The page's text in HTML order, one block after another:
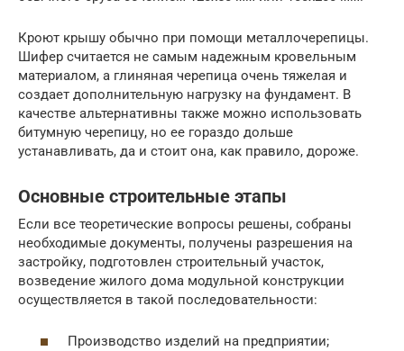
Кроют крышу обычно при помощи металлочерепицы.
Шифер считается не самым надежным кровельным
материалом, а глиняная черепица очень тяжелая и
создает дополнительную нагрузку на фундамент. В
качестве альтернативны также можно использовать
битумную черепицу, но ее гораздо дольше
устанавливать, да и стоит она, как правило, дороже.
Основные строительные этапы
Если все теоретические вопросы решены, собраны
необходимые документы, получены разрешения на
застройку, подготовлен строительный участок,
возведение жилого дома модульной конструкции
осуществляется в такой последовательности:
Производство изделий на предприятии;